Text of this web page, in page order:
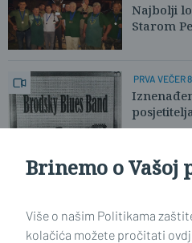
Najbolji
Starom
PRVA VEČER
MOTO-
Brinemo o
Više o našim Politikama
kolačića možete pročitati